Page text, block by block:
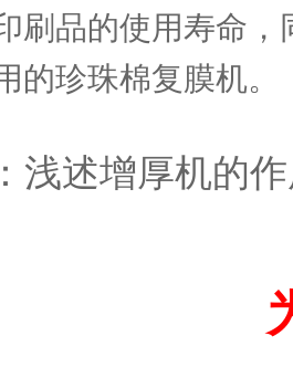
刷品的使用寿命
的珍珠棉复膜机。
浅述增厚机的